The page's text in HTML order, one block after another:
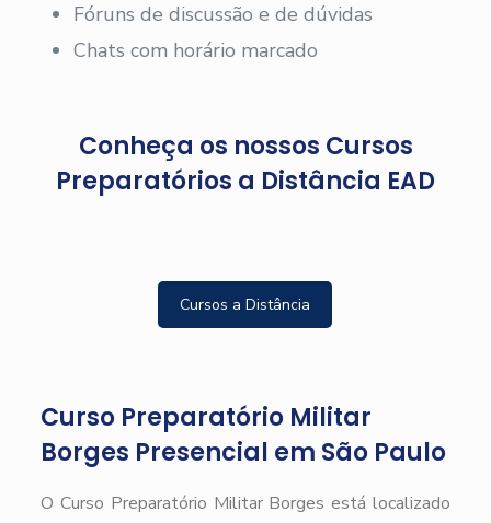
Fóruns de discussão e de dúvidas
Chats com horário marcado
Conheça os nossos Cursos
Preparatórios a Distância EAD
Cursos a Distância
Curso Preparatório Militar
Borges Presencial em São Paulo
O Curso Preparatório Militar Borges está localizado